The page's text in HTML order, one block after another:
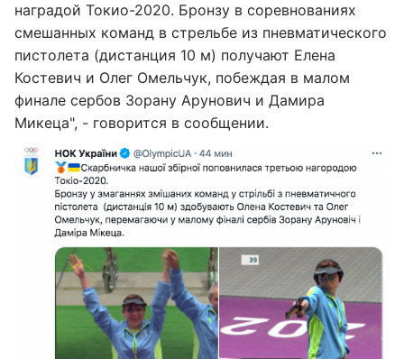
наградой Токио-2020. Бронзу в соревнованиях
смешанных команд в стрельбе из пневматического
пистолета (дистанция 10 м) получают Елена
Костевич и Олег Омельчук, побеждая в малом
финале сербов Зорану Арунович и Дамира
Микеца", - говорится в сообщении.